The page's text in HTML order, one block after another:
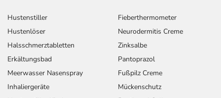
Hustenstiller
Hustenlöser
Halsschmerztabletten
Erkältungsbad
Meerwasser Nasenspray
Inhaliergeräte
Fieberthermometer
Neurodermitis Creme
Zinksalbe
Pantoprazol
Fußpilz Creme
Mückenschutz